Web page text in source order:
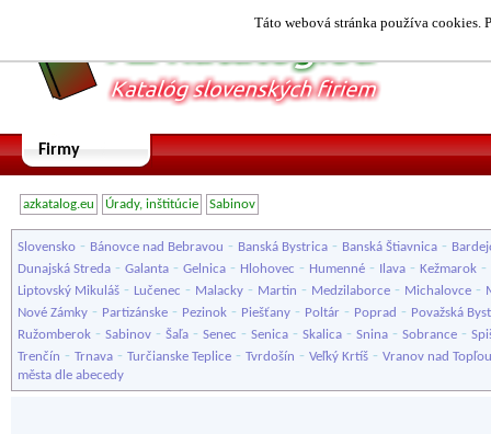
Táto webová stránka používa cookies.
Firmy
azkatalog.eu Úrady, inštitúcie Sabinov
Slovensko - Bánovce nad Bebravou - Banská Bystrica - Banská Štiavnica -
Dunajská Streda - Galanta - Gelnica - Hlohovec - Humenné - Ilava - Kežmarok -
Liptovský Mikuláš - Lučenec - Malacky - Martin - Medzilaborce - Michalovce -
Nové Zámky - Partizánske - Pezinok - Piešťany - Poltár - Poprad - Považská
Ružomberok - Sabinov - Šaľa - Senec - Senica - Skalica - Snina - Sobrance -
Trenčín - Trnava - Turčianske Teplice - Tvrdošín - Veľký Krtíš - Vranov nad Topľou
města dle abecedy